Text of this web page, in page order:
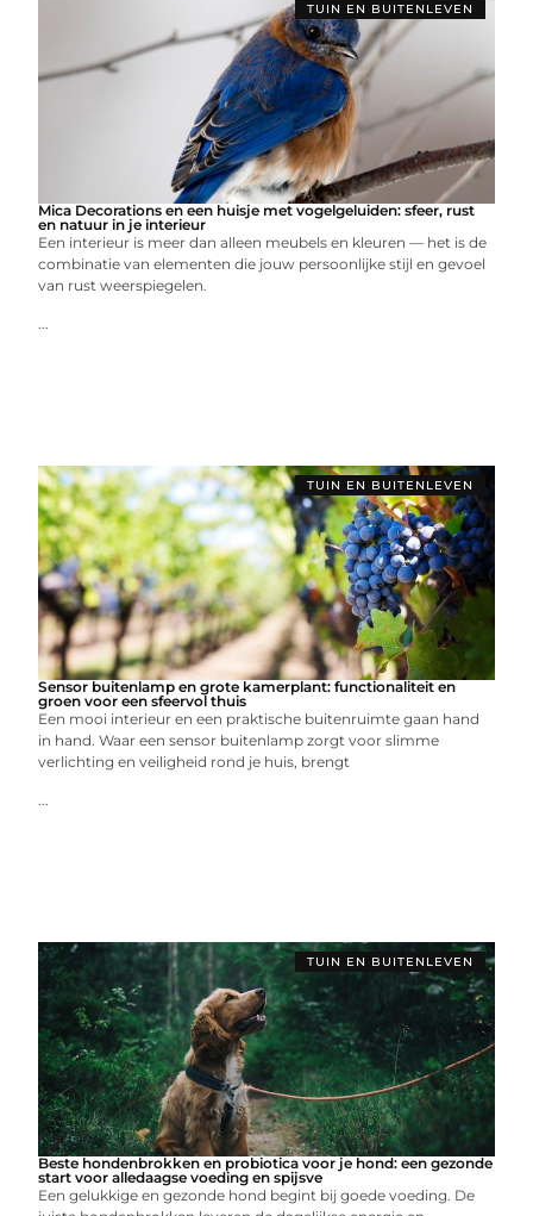
TUIN EN BUITENLEVEN
Mica Decorations en een huisje met vogelgeluiden: sfeer, rust
en natuur in je interieur
Een interieur is meer dan alleen meubels en kleuren — het is de
combinatie van elementen die jouw persoonlijke stijl en gevoel
van rust weerspiegelen.
...
TUIN EN BUITENLEVEN
Sensor buitenlamp en grote kamerplant: functionaliteit en
groen voor een sfeervol thuis
Een mooi interieur en een praktische buitenruimte gaan hand
in hand. Waar een sensor buitenlamp zorgt voor slimme
verlichting en veiligheid rond je huis, brengt
...
TUIN EN BUITENLEVEN
Beste hondenbrokken en probiotica voor je hond: een gezonde
start voor alledaagse voeding en spijsve
Een gelukkige en gezonde hond begint bij goede voeding. De